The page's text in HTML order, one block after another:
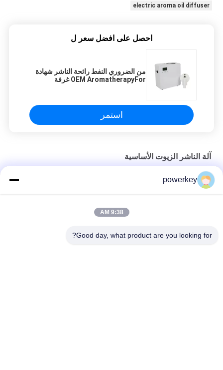
electric aroma oil diffuser
احصل على افضل سعر ل
من الضروري النفط رائحة الناشر شهادة
OEM AromatherapyFor غرفة
استمر
آلة الناشر الزيوت الأساسية
2019 رائحة الحل الأساسية شهادة بنفايات difüzör لمتجر البيع بالتجزئة
رائحة الجهاز 110-330v
powerkey
9:38 AM
Good day, what product are you looking for?